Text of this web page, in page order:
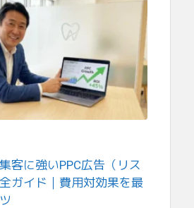
客に強いPPC広告（リス
ガイド｜費用対効果を最